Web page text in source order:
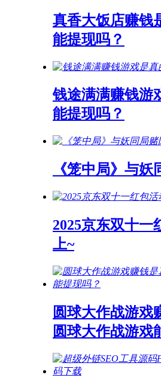
真香大饭店赚钱
能提现吗？
钱途满满赚钱游
能提现吗？
《笼中局》与妖
2025京东双十一
上~
圆球大作战游戏
圆球大作战游戏